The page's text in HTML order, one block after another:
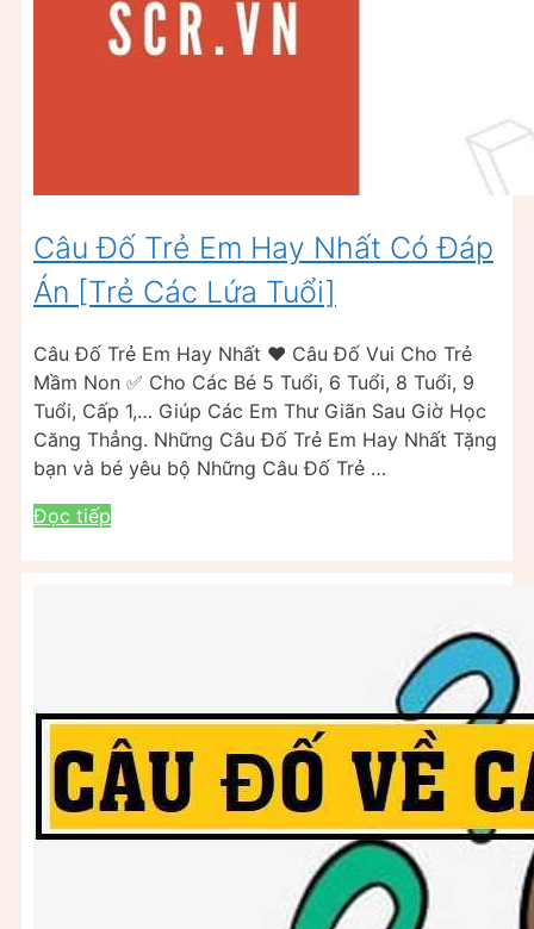
Câu Đố Trẻ Em Hay Nhất Có Đáp
Án [Trẻ Các Lứa Tuổi]
Câu Đố Trẻ Em Hay Nhất ❤️ Câu Đố Vui Cho Trẻ
Mầm Non ✅ Cho Các Bé 5 Tuổi, 6 Tuổi, 8 Tuổi, 9
Tuổi, Cấp 1,… Giúp Các Em Thư Giãn Sau Giờ Học
Căng Thẳng. Những Câu Đố Trẻ Em Hay Nhất Tặng
bạn và bé yêu bộ Những Câu Đố Trẻ …
Đọc tiếp